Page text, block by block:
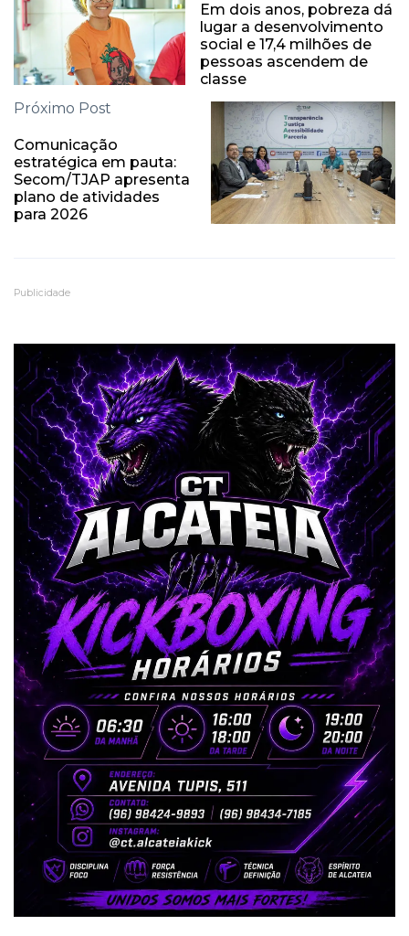
Em dois anos, pobreza dá
lugar a desenvolvimento
social e 17,4 milhões de
pessoas ascendem de
classe
Próximo Post
Comunicação
estratégica em pauta:
Secom/TJAP apresenta
plano de atividades
para 2026
Publicidade